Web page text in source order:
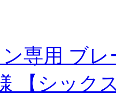
専用 ブ
【シック